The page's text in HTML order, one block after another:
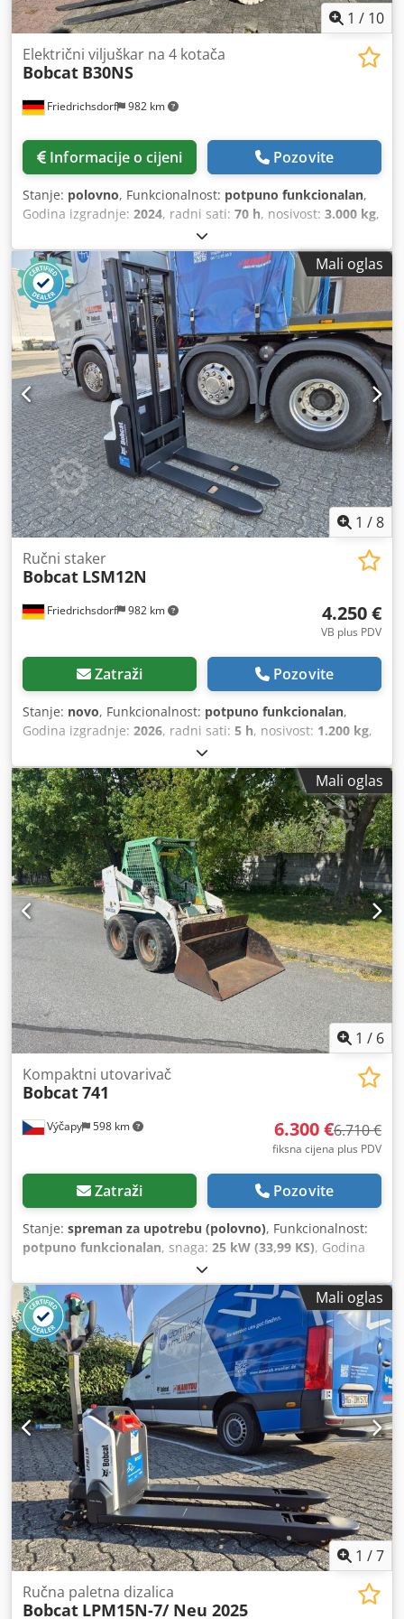
1 / 10
Friedrichsdorf 982 km
Električni viljuškar na 4 kotača
Bobcat B30NS
Informacije o cijeni Pozovite
Stanje: polovno, Funkcionalnost: potpuno funkcionalan,
Godina izgradnje: 2024, radni sati: 70 h, nosivost: 3.000 kg,
, slobodno podizanje:
mm, vrsta goriva:električni, vrsta jarbola:triplex,
građevinska visina:2.145 mm , snaga:16 kW (21,75 KS),
širina nosača vilica:1.116 mm , duljina vilica: 1.200 mm,
prazna masa:4.850 kg, ukupna dužina:2.520 mm, vrsta
pogona:Elektro, širina gradnje:1.244 mm,
Mali oglas
1 /8
Friedrichsdorf 982 km
Ručni staker
Bobcat LSM12N
4.250 €
VB plus PDV
Zatraži Pozovite
Stanje: novo, Funkcionalnost: potpuno funkcionalan,
Godina izgradnje: 2026, radni sati: 5 h, nosivost: 1.200 kg,
, vrsta goriva:
jarbola:dupleks, građevinska visina:2.150 mm, duljina
vilica:1.150 mm, prazna masa:585 kg, ukupna dužina:
1.710 mm, vrsta pogona:Elektro, širina gradnje:800 mm,
Mali oglas
1 / 6
Výčapy 598 km
Kompaktni utovarivač
Bobcat741
6.300 €6.710 €
fiksna cijena plus PDV
Zatraži Pozovite
Stanje: spreman za upotrebu (polovno), Funkcionalnost:
potpuno funkcionalan, snaga: 25 kW (33,99 KS), Godina
5.700 h
Mali oglas
1 /7
Ručna paletna dizalica
Bobcat LPM15N-7/ Neu 2025